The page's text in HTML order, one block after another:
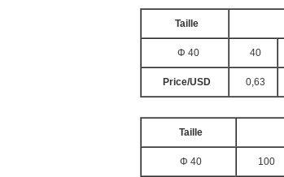
Taille
Φ 40 40
Price/USD 0,63
Taille
Φ 40 100